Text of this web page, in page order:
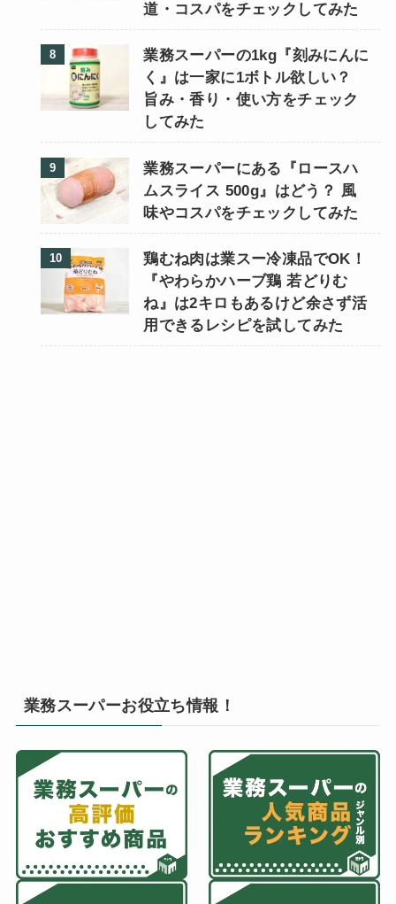
道・コスパをチェックしてみた
業務スーパーの1kg『刻みにんに
く』は一家に1ボトル欲しい？
旨み・香り・使い方をチェック
してみた
業務スーパーにある『ロースハ
ムスライス 500g』はどう？ 風
味やコスパをチェックしてみた
鶏むね肉は業スー冷凍品でOK！
『やわらかハーブ鶏 若どりむ
ね』は2キロもあるけど余さず活
用できるレシピを試してみた
業務スーパーお役立ち情報！